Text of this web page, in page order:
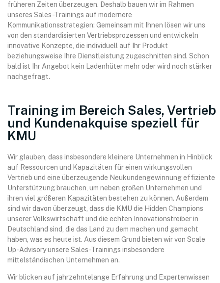
früheren Zeiten überzeugen. Deshalb bauen wir im Rahmen
unseres Sales-Trainings auf modernere
Kommunikationsstrategien: Gemeinsam mit Ihnen lösen wir uns
von den standardisierten Vertriebsprozessen und entwickeln
innovative Konzepte, die individuell auf Ihr Produkt
beziehungsweise Ihre Dienstleistung zugeschnitten sind. Schon
bald ist Ihr Angebot kein Ladenhüter mehr oder wird noch stärker
nachgefragt.
Training im Bereich Sales, Vertrieb
und Kundenakquise speziell für
KMU
Wir glauben, dass insbesondere kleinere Unternehmen in Hinblick
auf Ressourcen und Kapazitäten für einen wirkungsvollen
Vertrieb und eine überzeugende Neukundengewinnung effiziente
Unterstützung brauchen, um neben großen Unternehmen und
ihren viel größeren Kapazitäten bestehen zu können. Außerdem
sind wir davon überzeugt, dass die KMU die Hidden Champions
unserer Volkswirtschaft und die echten Innovationstreiber in
Deutschland sind, die das Land zu dem machen und gemacht
haben, was es heute ist. Aus diesem Grund bieten wir von Scale
Up-Advisory unsere Sales-Trainings insbesondere
mittelständischen Unternehmen an.
Wir blicken auf jahrzehntelange Erfahrung und Expertenwissen